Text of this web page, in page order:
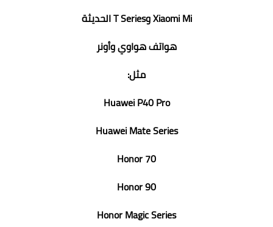
Xiaomi Mi وT Series الحديثة
هواتف هواوي وأونر
مثل:
Huawei P40 Pro
Huawei Mate Series
Honor 70
Honor 90
Honor Magic Series